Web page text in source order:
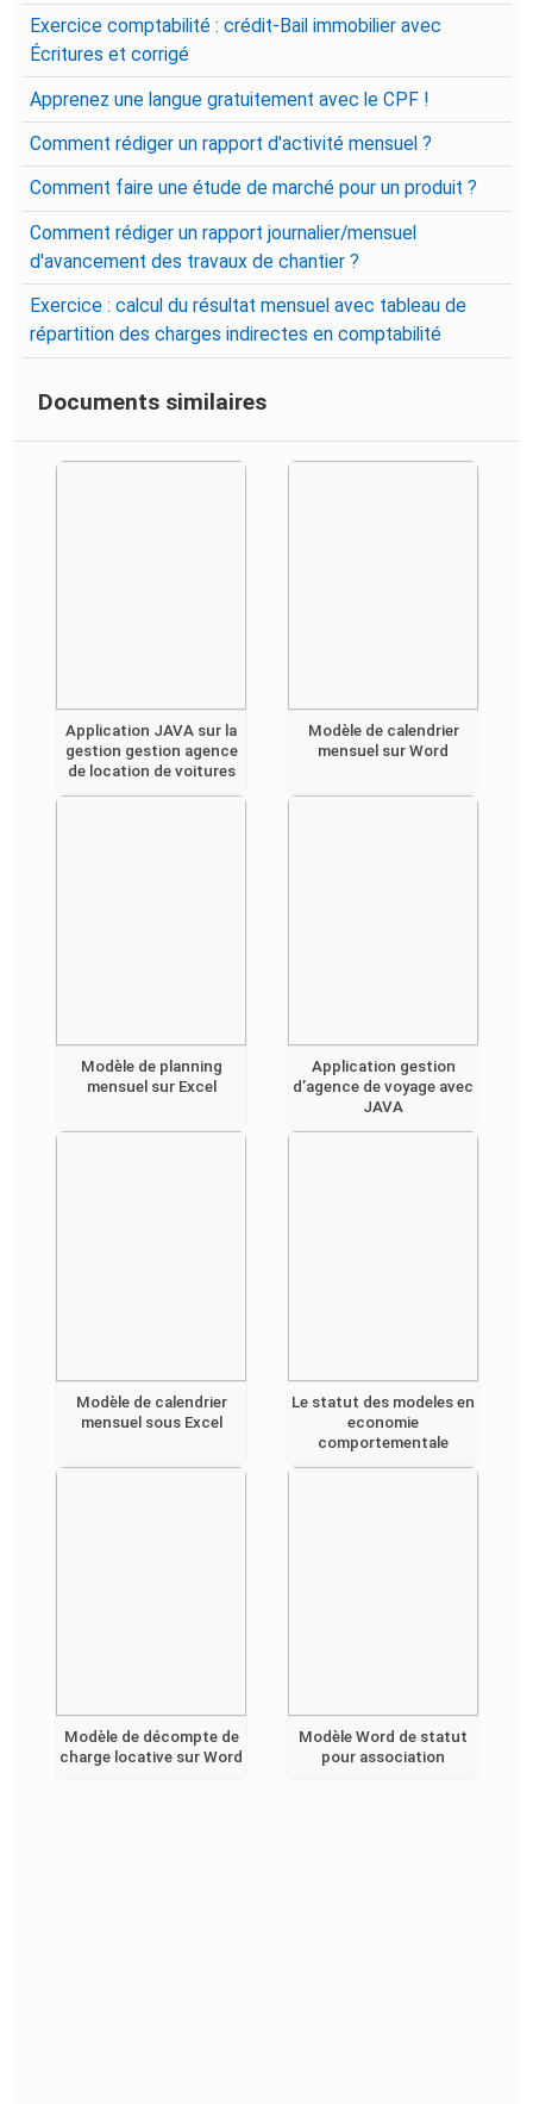
Exercice comptabilité : crédit-Bail immobilier avec
Écritures et corrigé
Apprenez une langue gratuitement avec le CPF !
Comment rédiger un rapport d'activité mensuel ?
Comment faire une étude de marché pour un produit ?
Comment rédiger un rapport journalier/mensuel
d'avancement des travaux de chantier ?
Exercice : calcul du résultat mensuel avec tableau de
répartition des charges indirectes en comptabilité
Documents similaires
Application JAVA sur la
gestion gestion agence
de location de voitures
Modèle de calendrier
mensuel sur Word
Modèle de planning
mensuel sur Excel
Application gestion
d’agence de voyage avec
JAVA
Modèle de calendrier
mensuel sous Excel
Le statut des modeles en
economie
comportementale
Modèle de décompte de
charge locative sur Word
Modèle Word de statut
pour association